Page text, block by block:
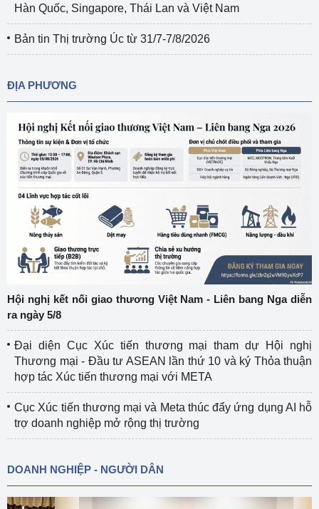
Hàn Quốc, Singapore, Thái Lan và Việt Nam
Bản tin Thị trường Úc từ 31/7-7/8/2026
ĐỊA PHƯƠNG
Hội nghị kết nối giao thương Việt Nam - Liên bang Nga diễn
ra ngày 5/8
Đại diện Cục Xúc tiến thương mại tham dự Hội nghị
Thương mại - Đầu tư ASEAN lần thứ 10 và ký Thỏa thuận
hợp tác Xúc tiến thương mại với META
Cục Xúc tiến thương mại và Meta thúc đẩy ứng dụng AI hỗ
trợ doanh nghiệp mở rộng thị trường
DOANH NGHIỆP - NGƯỜI DÂN